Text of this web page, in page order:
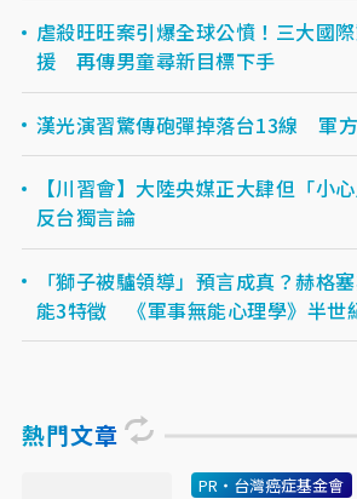
虐殺旺旺案引爆全球公憤！三大國
援 再傳男童尋新目標下手
漢光演習驚傳砲彈掉落台13線 軍
【川習會】大陸央媒正大肆但「小
反台獨言論
「獅子被驢領導」預言成真？赫格
能3特徵 《軍事無能心理學》半世
熱門文章
PR・台灣癌症基金會